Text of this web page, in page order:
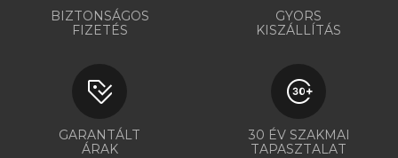
BIZTONSÁGOS
FIZETÉS
GYORS
KISZÁLLÍTÁS
GARANTÁLT
ÁRAK
30 ÉV SZAKMAI
TAPASZTALAT